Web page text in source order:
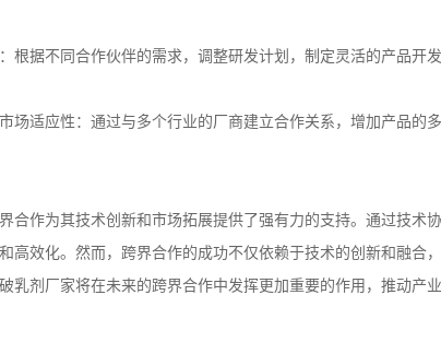
根据不同合作伙伴的需求，调整研发计划，制定灵活的产品开发
场适应性：通过与多个行业的厂商建立合作关系，增加产品的
合作为其技术创新和市场拓展提供了强有力的支持。通过技术
高效化。然而，跨界合作的成功不仅依赖于技术的创新和融合
乳剂厂家将在未来的跨界合作中发挥更加重要的作用，推动产